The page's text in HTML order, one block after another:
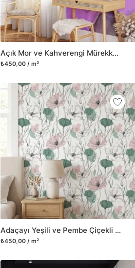
Açık Mor ve Kahverengi Mürekkep Sanatı Mermer Duvar Kağıdı, Mistik Mağara Mermer Duvar Kağıdı
₺450,00 / m²
Adaçayı Yeşili ve Pembe Çiçekli Line Art Duvar Kağıdı, Minimalist Botanik Desenli Duvar Posteri
₺450,00 / m²